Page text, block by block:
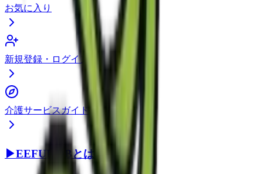
お気に入り
新規登録・ログイン
介護サービスガイド
▶EEFUL DBとは？